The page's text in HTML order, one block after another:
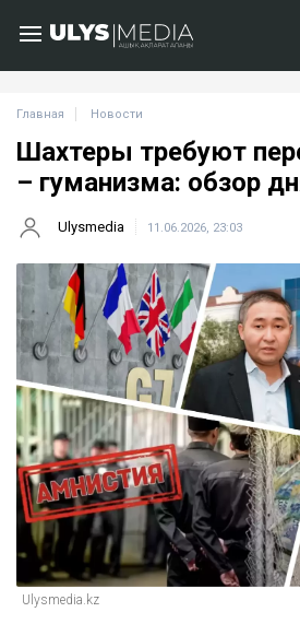
Главная Новости
Шахтеры требуют
– гуманизма: обзор
Ulysmedia 11.06.2026, 23:03
Ulysmedia.kz